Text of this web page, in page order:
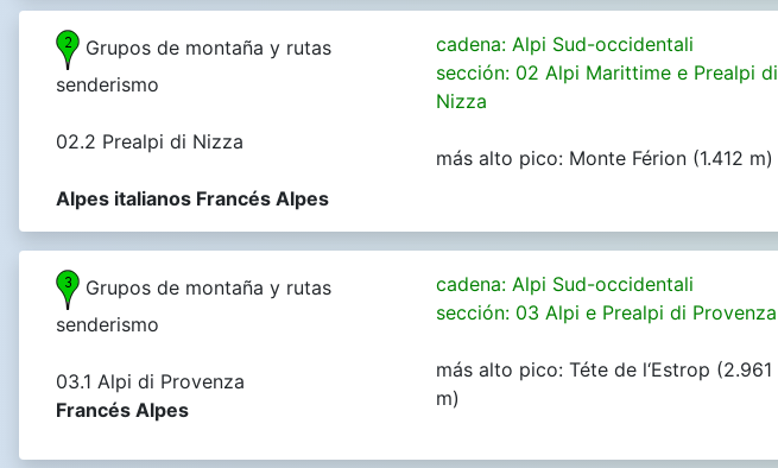
Grupos de montaña y rutas
senderismo
02.2 Prealpi di Nizza
Alpes italianos Francés Alpes
cadena: Alpi Sud-occidentali
sección: 02 Alpi Marittime e Prealpi di
Nizza
más alto pico: Monte Férion (1.412 m)
Grupos de montaña y rutas
senderismo
03.1 Alpi di Provenza
Francés Alpes
cadena: Alpi Sud-occidentali
sección: 03 Alpi e Prealpi di Provenza
más alto pico: Téte de l‘Estrop (2.961
m)